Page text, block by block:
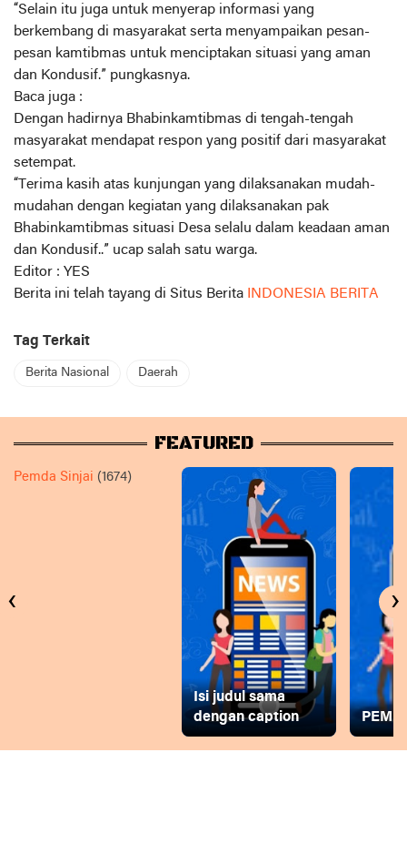
“Selain itu juga untuk menyerap informasi yang
berkembang di masyarakat serta menyampaikan pesan-
pesan kamtibmas untuk menciptakan situasi yang aman
dan Kondusif.” pungkasnya.
Baca juga :
Dengan hadirnya Bhabinkamtibmas di tengah-tengah
masyarakat mendapat respon yang positif dari masyarakat
setempat.
“Terima kasih atas kunjungan yang dilaksanakan mudah-
mudahan dengan kegiatan yang dilaksanakan pak
Bhabinkamtibmas situasi Desa selalu dalam keadaan aman
dan Kondusif..” ucap salah satu warga.
Editor : YES
Berita ini telah tayang di Situs Berita
INDONESIA BERITA
Tag Terkait
Berita Nasional Daerah
FEATURED
Pemda Sinjai (1674)
Isi judul sama
dengan caption
‹ ›